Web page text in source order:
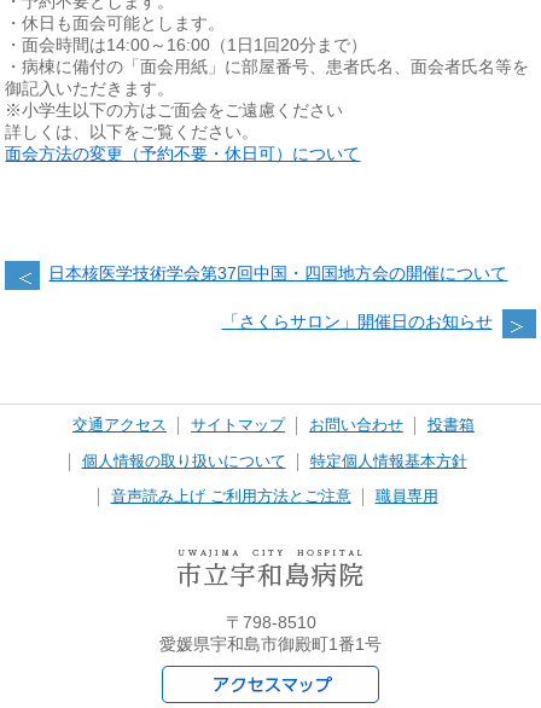
・休日も面会可能とします。
・面会時間は14:00～16:00（1日1回20分まで）
・病棟に備付の「面会用紙」に部屋番号、患者氏名、面会者氏名等を
御記入いただきます。
※小学生以下の方はご面会をご遠慮ください
詳しくは、以下をご覧ください。
面会方法の変更（予約不要・休日可）について
日本核医学技術学会第37回中国・四国地方会の開催について
「さくらサロン」開催日のお知らせ
交通アクセス サイトマップ お問い合わせ 投書箱
個人情報の取り扱いについて 特定個人情報基本方針
音声読み上げ ご利用方法とご注意 職員専用
〒798-8510
愛媛県宇和島市御殿町1番1号